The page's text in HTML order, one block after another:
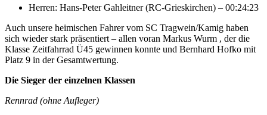
Herren: Hans-Peter Gahleitner (RC-Grieskirchen) – 00:24:23
Auch unsere heimischen Fahrer vom SC Tragwein/Kamig haben
sich wieder stark präsentiert – allen voran Markus Wurm , der die
Klasse Zeitfahrrad Ü45 gewinnen konnte und Bernhard Hofko mit
Platz 9 in der Gesamtwertung.
Die Sieger der einzelnen Klassen
Rennrad (ohne Aufleger)